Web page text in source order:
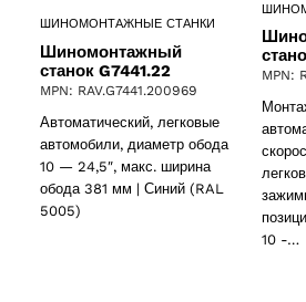
ШИНОМОНТАЖНЫЕ СТАНКИ
Шиномонтажный
станок G7441.22
MPN: RAV.G7441.200969
Автоматический, легковые
автомобили, диаметр обода
10 — 24,5″, макс. ширина
обода 381 мм | Синий (RAL
5005)
MPN:
10 -…